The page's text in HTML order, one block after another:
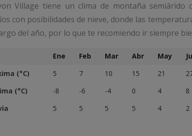
Village tiene un clima de montaña semiárido
con posibilidades de nieve, donde las
del año, por lo que te recomiendo ir siempre
Ene Feb Mar Abr May
(°C)
5 7 10 15 21
(°C)
-8 -6 -4 0 4 8
5 5 5 5 4 2